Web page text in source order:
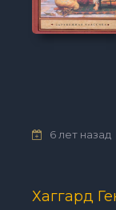
6 лет назад